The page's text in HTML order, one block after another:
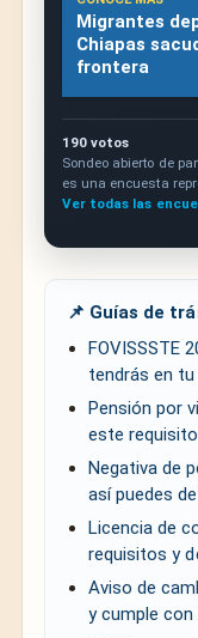
Migrantes
Chiapas
frontera
190 votos
Sondeo abierto de
es una encuesta
Ver todas las
📌 Guías de
FOVISSSTE
tendrás en
Pensión por
este
Negativa de
así puedes
Licencia de
requisitos y
Aviso de
y cumple con